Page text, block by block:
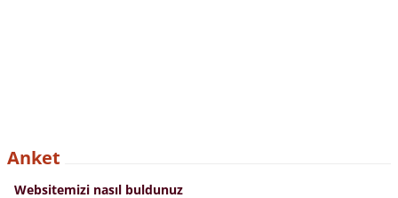
Anket
Websitemizi nasıl buldunuz